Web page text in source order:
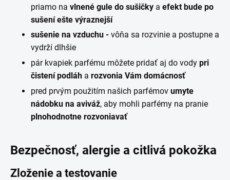
priamo na vlnené gule do sušičky a efekt bude po
sušení ešte výraznejší
sušenie na vzduchu - vôňa sa rozvinie a postupne a
vydrží dlhšie
pár kvapiek parfému môžete pridať aj do vody pri
čistení podláh a rozvonia Vám domácnosť
pred prvým použitím našich parfémov umyte
nádobku na aviváž, aby mohli parfémy na pranie
plnohodnotne rozvoniavať
Bezpečnosť, alergie a citlivá pokožka
Zloženie a testovanie